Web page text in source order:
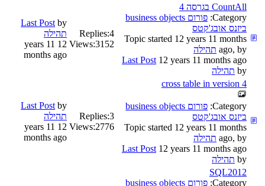
CountAll בגרסה 4
Category:
פורום business objects
ביזנס אובג'קטס
Topic started 12 years 11 months
ago, by תהילה
Last Post 12 years 11 months ago
by תהילה
Replies:4
Views:3152
Last Post by
תהילה
12 years 11
months ago
cross table in version 4
Category:
פורום business objects
ביזנס אובג'קטס
Topic started 12 years 11 months
ago, by תהילה
Last Post 12 years 11 months ago
by תהילה
Replies:3
Views:2776
Last Post by
תהילה
12 years 11
months ago
SQL2012
Category:
פורום business objects